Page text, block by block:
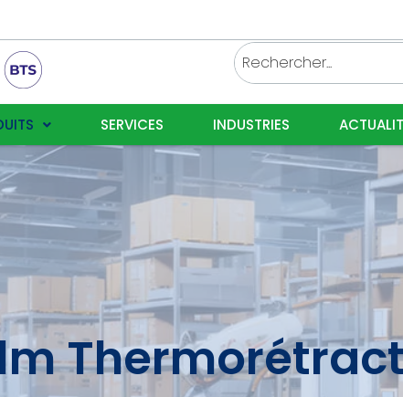
SERVICES INDUSTRIES